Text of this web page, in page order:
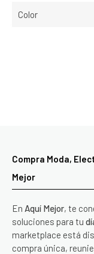
Color
Compra Moda,
Mejor
En Aquí Mejor, te
soluciones para tu
marketplace está
compra única,